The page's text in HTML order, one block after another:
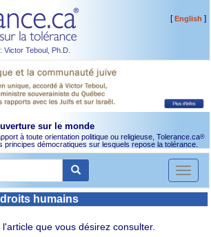
Victor Teboul, Ph.D.
[English ]
sur le monde
à toute orientation politique ou religieuse, Tolerance.ca®
principes démocratiques sur lesquels repose la tolérance.
Toggle
humains
que vous désirez consulter.